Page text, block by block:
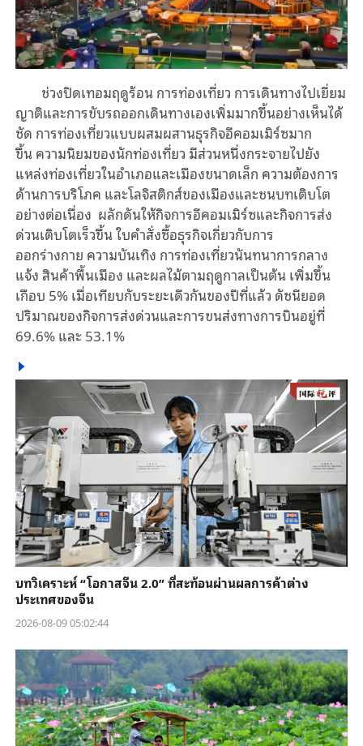
ช่วงปิดเทอมฤดูร้อน การท่องเที่ยว การเดินทางไปเยี่ยม
ญาติและการขับรถออกเดินทางเองเพิ่มมากขึ้นอย่างเห็นได้
ชัด การท่องเที่ยวแบบผสมผสานธุรกิจอีคอมเมิร์ซมาก
ขึ้นความนิยมของนักท่องเที่ยว มีส่วนหนึ่งกระจายไปยัง
แหล่งท่องเที่ยวในอำเภอและเมืองขนาดเล็ก ความต้องการ
ด้านการบริโภค และโลจิสติกส์ของเมืองและชนบทเติบโต
อย่างต่อเนื่อง ผลักดันให้กิจการอีคอมเมิร์ซและกิจการส่ง
ด่วนเติบโตเร็วขึ้นใบคำสั่งซื้อธุรกิจเกี่ยวกับการ
ออกร่างกาย ความบันเทิง การท่องเที่ยวนันทนาการกลาง
แจ้ง สินค้าพื้นเมือง และผลไม้ตามฤดูกาลเป็นต้น เพิ่มขึ้น
เกือบ 5% เมื่อเทียบกับระยะเดีวกันของปีที่แล้ว ดัชนียอด
ปริมาณของกิจการส่งด่วนและการขนส่งทางการบินอยู่ที่
69.6% และ 53.1%
บทวิเคราะห์ “โอกาสจีน 2.0” ที่สะท้อนผ่านผลการค้าต่าง
ประเทศของจีน
2026-08-09 05:02:44